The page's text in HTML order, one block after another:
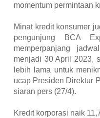
momentum permintaan
Minat kredit konsumer
pengunjung BCA
memperpanjang
menjadi 30 April 2023,
lebih lama untuk
ucap Presiden Direktur
siaran pers (27/4).
Kredit korporasi naik